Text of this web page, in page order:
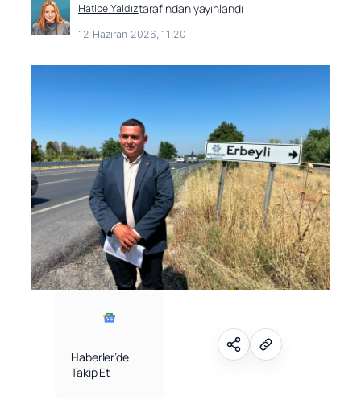
Hatice Yaldıztarafından yayınlandı
12 Haziran 2026, 11:20
Haberler’de
Takip Et